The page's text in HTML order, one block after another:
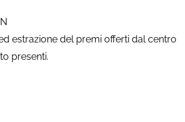
estrazione del premi offerti dal centro
presenti.